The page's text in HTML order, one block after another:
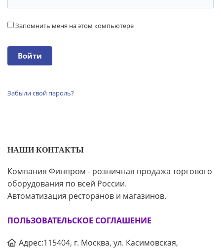
Запомнить меня на этом компьютере
Забыли свой пароль?
НАШИ КОНТАКТЫ
Компания Финпром - розничная продажа торгового
оборудования по всей России.
Автоматизация ресторанов и магазинов.
ПОЛЬЗОВАТЕЛЬСКОЕ СОГЛАШЕНИЕ
Адрес:115404, г. Москва, ул. Касимовская,